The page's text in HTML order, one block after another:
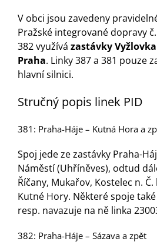
Kontakty
V obci jsou zavedeny
Pražské integrované dopravy č.
382 využívá zastávky
Praha. Linky 387 a 381 pouze
hlavní silnici.
Stručný popis linek PID
381: Praha-Háje – Kutná Hora a
Spoj jede ze zastávky Praha-
Náměstí (Uhříněves), odtud
Říčany, Mukařov, Kostelec n.
Kutné Hory. Některé spoje
resp. navazuje na ně linka
382: Praha-Háje – Sázava a zpět